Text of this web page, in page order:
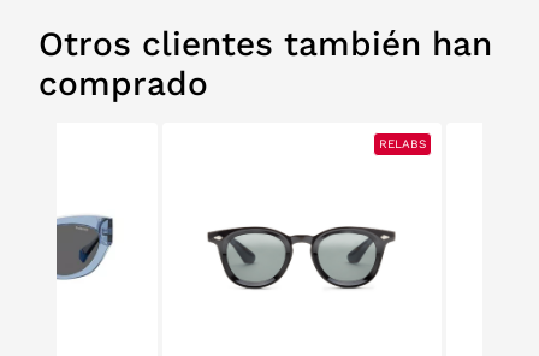
Otros clientes también han
comprado
RELABS